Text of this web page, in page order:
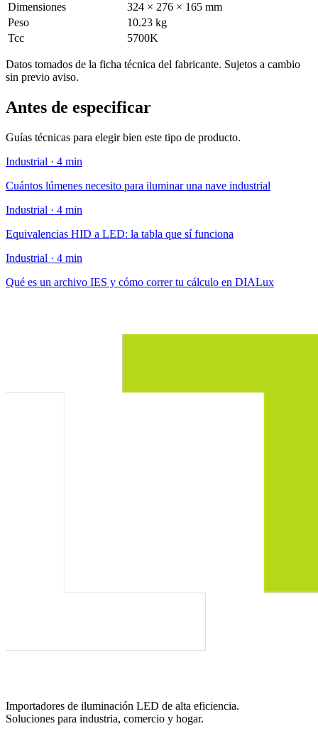
Dimensiones
324 × 276 × 165 mm
Peso
10.23 kg
Tcc
5700K
Datos tomados de la ficha técnica del fabricante. Sujetos a cambio
sin previo aviso.
Antes de especificar
Guías técnicas para elegir bien este tipo de producto.
Industrial · 4 min
Cuántos lúmenes necesito para iluminar una nave industrial
Industrial · 4 min
Equivalencias HID a LED: la tabla que sí funciona
Industrial · 4 min
Qué es un archivo IES y cómo correr tu cálculo en DIALux
Importadores de iluminación LED de alta eficiencia.
Soluciones para industria, comercio y hogar.